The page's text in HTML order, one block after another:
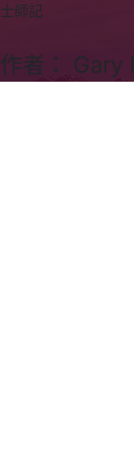
士師記
作者： Gary